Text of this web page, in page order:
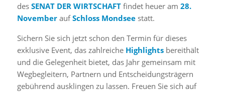
des SENAT DER WIRTSCHAFTfindet heuer am 28.
NovemberaufSchloss Mondseestatt.
Sichern Sie sich jetzt schon den Termin für dieses
exklusive Event, das zahlreiche Highlightsbereithält
und die Gelegenheit bietet, das Jahr gemeinsam mit
Wegbegleitern, Partnern und Entscheidungsträgern
gebührend ausklingen zu lassen. Freuen Sie sich auf